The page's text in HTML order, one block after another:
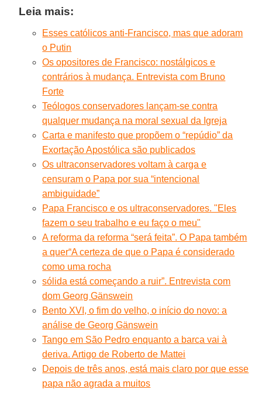
Leia mais:
Esses católicos anti-Francisco, mas que adoram
o Putin
Os opositores de Francisco: nostálgicos e
contrários à mudança. Entrevista com Bruno
Forte
Teólogos conservadores lançam-se contra
qualquer mudança na moral sexual da Igreja
Carta e manifesto que propõem o “repúdio” da
Exortação Apostólica são publicados
Os ultraconservadores voltam à carga e
censuram o Papa por sua “intencional
ambiguidade”
Papa Francisco e os ultraconservadores. "Eles
fazem o seu trabalho e eu faço o meu"
A reforma da reforma “será feita”. O Papa também
a quer“A certeza de que o Papa é considerado
como uma rocha
sólida está começando a ruir”. Entrevista com
dom Georg Gänswein
Bento XVI, o fim do velho, o início do novo: a
análise de Georg Gänswein
Tango em São Pedro enquanto a barca vai à
deriva. Artigo de Roberto de Mattei
Depois de três anos, está mais claro por que esse
papa não agrada a muitos